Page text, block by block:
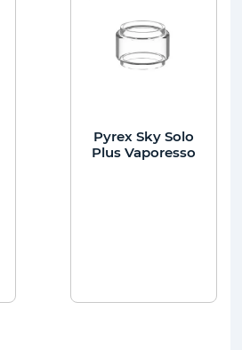
Pyrex Sky Solo
Plus Vaporesso